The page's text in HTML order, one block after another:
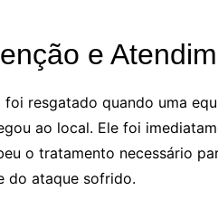
e
foi resgatado quando uma
ao local. Ele foi
o tratamento necessário
do ataque sofrido.